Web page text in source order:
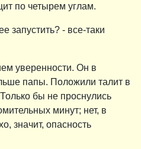
по четырем углам.
запустить? - все-таки
уверенности. Он в
папы. Положили талит в
бы не проснулись
минут; нет, в
значит, опасность